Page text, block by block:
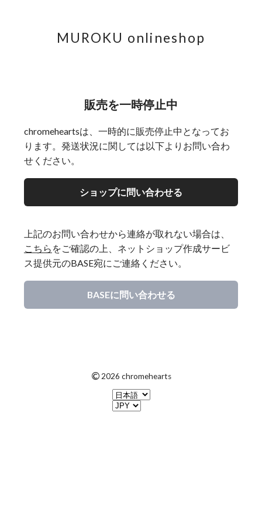
MUROKU onlineshop
販売を一時停止中
chromeheartsは、一時的に販売停止中となってお
ります。発送状況に関しては以下よりお問い合わ
せください。
ショップに問い合わせる
上記のお問い合わせから連絡が取れない場合は、
こちら をご確認の上、ネットショップ作成サービ
ス提供元のBASE宛にご連絡ください。
BASEに問い合わせる
© 2026 chromehearts